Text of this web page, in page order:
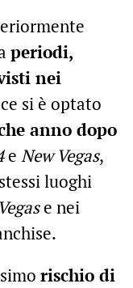
periodi,
nei
si è optato
anno dopo
e New Vegas,
luoghi
e nei
rischio di